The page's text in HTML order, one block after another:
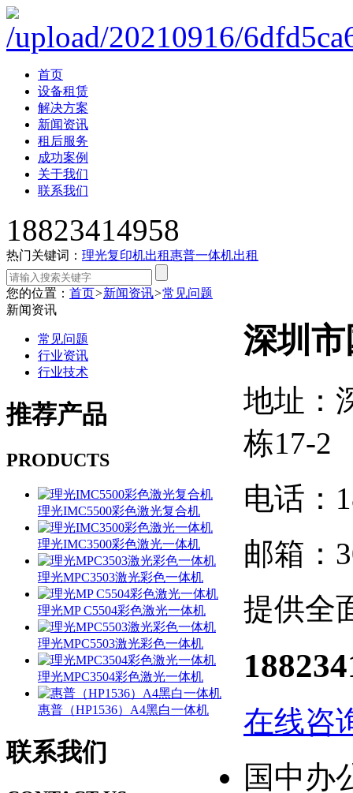
首页
设备租赁
解决方案
新闻资讯
租后服务
成功案例
关于我们
联系我们
18823414958
热门关键词： 理光复印机出租惠普一体机出租
您的位置： 首页>新闻资讯>常见问题
新闻资讯
常见问题
行业资讯
行业技术
推荐产品
PRODUCTS
理光IMC5500彩色激光复合机
理光IMC3500彩色激光一体机
理光MPC3503激光彩色一体机
理光MP C5504彩色激光一体机
理光MPC5503激光彩色一体机
理光MPC3504彩色激光一体机
惠普（HP1536）A4黑白一体机
联系我们
深圳
地址：
栋17-2
电话：
邮箱：
提供全
在线咨
国中办